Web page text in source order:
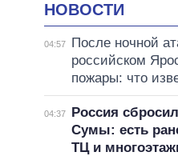
НОВОСТИ
04:57
После ночной
российском
пожары: что
04:37
Россия
Сумы: есть
ТЦ и